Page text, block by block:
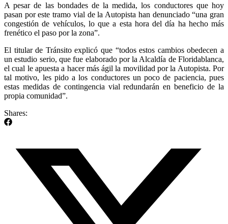
A pesar de las bondades de la medida, los conductores que hoy
pasan por este tramo vial de la Autopista han denunciado “una gran
congestión de vehículos, lo que a esta hora del día ha hecho más
frenético el paso por la zona”.
El titular de Tránsito explicó que “todos estos cambios obedecen a
un estudio serio, que fue elaborado por la Alcaldía de Floridablanca,
el cual le apuesta a hacer más ágil la movilidad por la Autopista. Por
tal motivo, les pido a los conductores un poco de paciencia, pues
estas medidas de contingencia vial redundarán en beneficio de la
propia comunidad”.
Shares: